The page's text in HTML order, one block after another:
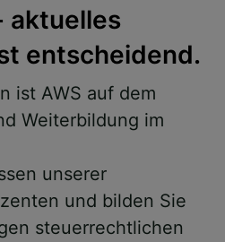
aktuelles
entscheidend.
ist AWS auf dem
Weiterbildung im
unserer
und bilden Sie
steuerrechtlichen